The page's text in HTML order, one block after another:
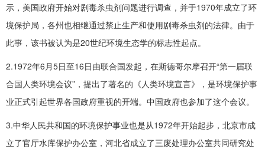
示，美国政府开始对剧毒杀虫剂问题进行调查，并于1970年成立了环
境保护局，各州也相继通过禁止生产和使用剧毒杀虫剂的法律。由于
此事，该书被认为是20世纪环境生态学的标志性起点。
2.1972年6月5日至16日由联合国发起，在斯德哥尔摩召开“第一届联
合国人类环境会议”，提出了著名的《人类环境宣言》，是环境保护事
业正式引起世界各国政府重视的开端。中国政府也参加了这个会议。
3.中华人民共和国的环境保护事业也是从1972年开始起步，北京市成
立了官厅水库保护办公室，河北省成立了三废处理办公室共同研究处